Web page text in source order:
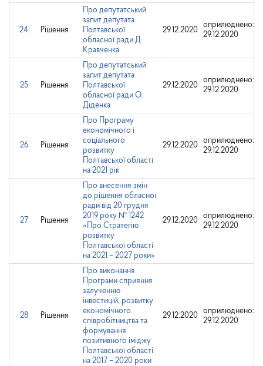
24 Рішення
Про депутатський
запит депутата
Полтавської
обласної ради Д.
Кравченка
29.12.2020
оприлюднено:
29.12.2020
25 Рішення
Про депутатський
запит депутата
Полтавської
обласної ради О.
Діденка
29.12.2020
оприлюднено:
29.12.2020
26 Рішення
Про Програму
економічного і
соціального
розвитку
Полтавської області
на 2021 рік
29.12.2020
оприлюднено:
29.12.2020
27 Рішення
Про внесення змін
до рішення обласної
ради від 20 грудня
2019 року № 1242
«Про Стратегію
розвитку
Полтавської області
на 2021 – 2027 роки»
29.12.2020
оприлюднено:
29.12.2020
28 Рішення
Про виконання
Програми сприяння
залученню
інвестицій, розвитку
економічного
співробітництва та
формування
позитивного іміджу
Полтавської області
на 2017 – 2020 роки
29.12.2020
оприлюднено:
29.12.2020